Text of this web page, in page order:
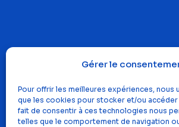
Gérer le
Pour offrir les meilleures expériences,
que les cookies pour stocker et/ou accéder
fait de consentir à ces technologies nous
telles que le comportement de navigation